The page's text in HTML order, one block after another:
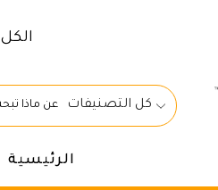
الكل
كل التصنيفات
الرئيسية